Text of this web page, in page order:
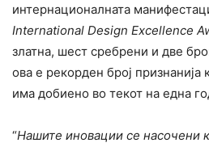
интернационалната
International Design Excellence
златна, шест сребрени и две
ова е рекорден број признанија
има добиено во текот на една
“Нашите иновации се насочени